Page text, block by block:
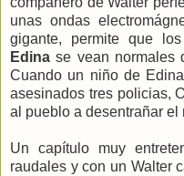
unas ondas
gigante, permite que
Edina se vean normales
Cuando un niño de
asesinados tres policias,
al pueblo a desentrañar el
Un capítulo muy
raudales y con un Walter